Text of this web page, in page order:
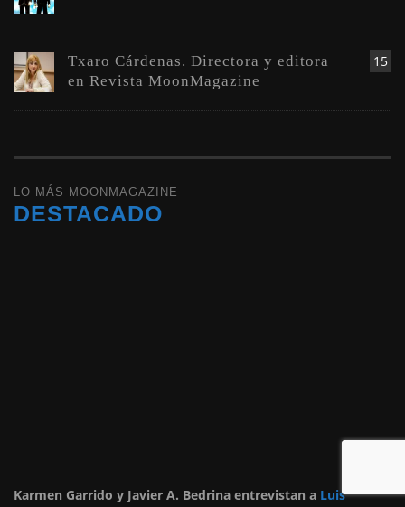
15
Txaro Cárdenas. Directora y editora
en Revista MoonMagazine
LO MÁS MOONMAGAZINE
DESTACADO
Karmen Garrido y Javier A. Bedrina entrevistan a Luis